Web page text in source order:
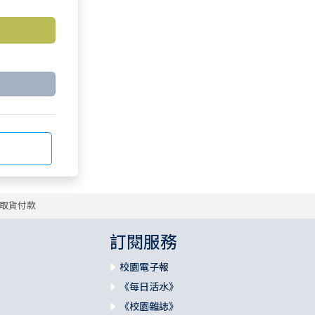
貨付款
訂閱服務
校園電子報
《每日活水》
《校園雜誌》